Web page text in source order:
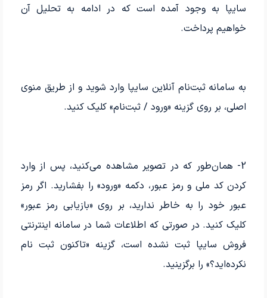
سایپا به وجود آمده است که در ادامه به تحلیل آن
خواهیم پرداخت.
به سامانه ثبت‌نام آنلاین سایپا وارد شوید و از طریق منوی
اصلی، بر روی گزینه «ورود / ثبت‌نام» کلیک کنید.
2- همان‌طور که در تصویر مشاهده می‌کنید، پس از وارد
کردن کد ملی و رمز عبور، دکمه «ورود» را بفشارید. اگر رمز
عبور خود را به خاطر ندارید، بر روی «بازیابی رمز عبور»
کلیک کنید. در صورتی که اطلاعات شما در سامانه اینترنتی
فروش سایپا ثبت نشده است، گزینه «تاکنون ثبت نام
نکرده‌اید؟» را برگزینید.